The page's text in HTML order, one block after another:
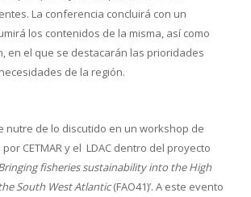
La conferencia concluirá con un
los contenidos de la misma, así como
en el que se destacarán las prioridades
de la región.
nutre de lo discutido en un workshop de
CETMAR y el LDAC dentro del proyecto
fisheries sustainability into the High
South West Atlantic(FAO41)’. A este evento